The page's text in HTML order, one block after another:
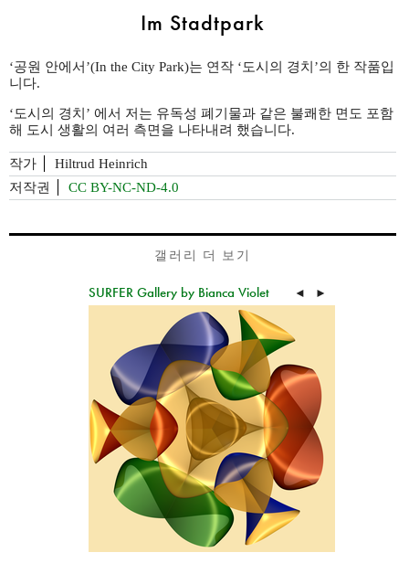
Im Stadtpark
‘공원 안에서’(In the City Park)는 연작 ‘도시의 경치’의 한 작품입
니다.
‘도시의 경치’ 에서 저는 유독성 폐기물과 같은 불쾌한 면도 포함
해 도시 생활의 여러 측면을 나타내려 했습니다.
작가 Hiltrud Heinrich
저작권 CC BY-NC-ND-4.0
갤러리 더 보기
SURFER Gallery by Bianca Violet ◄ ►